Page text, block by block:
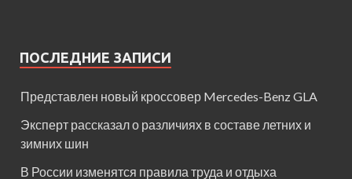
ПОСЛЕДНИЕ ЗАПИСИ
Представлен новый кроссовер Mercedes-Benz GLA
Эксперт рассказал о различиях в составе летних и
зимних шин
В России изменятся правила труда и отдыха